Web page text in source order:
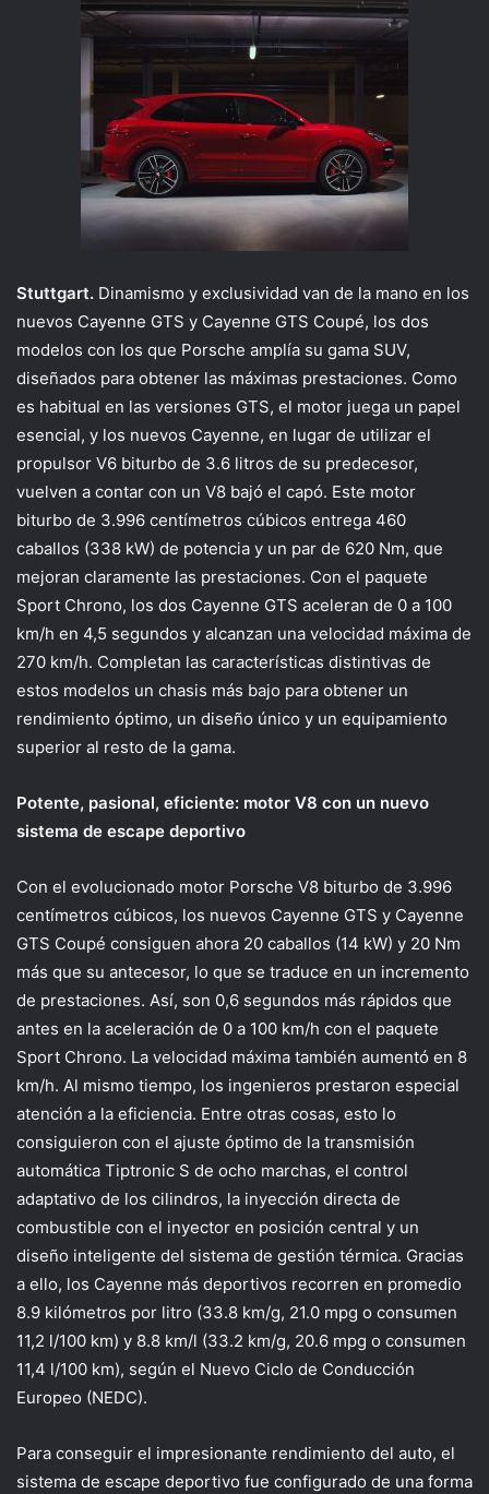
Stuttgart. Dinamismo y exclusividad van de la mano en los
nuevos Cayenne GTS y Cayenne GTS Coupé, los dos
modelos con los que Porsche amplía su gama SUV,
diseñados para obtener las máximas prestaciones. Como
es habitual en las versiones GTS, el motor juega un papel
esencial, y los nuevos Cayenne, en lugar de utilizar el
propulsor V6 biturbo de 3.6 litros de su predecesor,
vuelven a contar con un V8 bajó el capó. Este motor
biturbo de 3.996 centímetros cúbicos entrega 460
caballos (338 kW) de potencia y un par de 620 Nm, que
mejoran claramente las prestaciones. Con el paquete
Sport Chrono, los dos Cayenne GTS aceleran de 0 a 100
km/h en 4,5 segundos y alcanzan una velocidad máxima de
270 km/h. Completan las características distintivas de
estos modelos un chasis más bajo para obtener un
rendimiento óptimo, un diseño único y un equipamiento
superior al resto de la gama.
Potente, pasional, eficiente: motor V8 con un nuevo
sistema de escape deportivo
Con el evolucionado motor Porsche V8 biturbo de 3.996
centímetros cúbicos, los nuevos Cayenne GTS y Cayenne
GTS Coupé consiguen ahora 20 caballos (14 kW) y 20 Nm
más que su antecesor, lo que se traduce en un incremento
de prestaciones. Así, son 0,6 segundos más rápidos que
antes en la aceleración de 0 a 100 km/h con el paquete
Sport Chrono. La velocidad máxima también aumentó en 8
km/h. Al mismo tiempo, los ingenieros prestaron especial
atención a la eficiencia. Entre otras cosas, esto lo
consiguieron con el ajuste óptimo de la transmisión
automática Tiptronic S de ocho marchas, el control
adaptativo de los cilindros, la inyección directa de
combustible con el inyector en posición central y un
diseño inteligente del sistema de gestión térmica. Gracias
a ello, los Cayenne más deportivos recorren en promedio
8.9 kilómetros por litro (33.8 km/g, 21.0 mpg o consumen
11,2 l/100 km) y 8.8 km/l (33.2 km/g, 20.6 mpg o consumen
11,4 l/100 km), según el Nuevo Ciclo de Conducción
Europeo (NEDC).
Para conseguir el impresionante rendimiento del auto, el
sistema de escape deportivo fue configurado de una forma